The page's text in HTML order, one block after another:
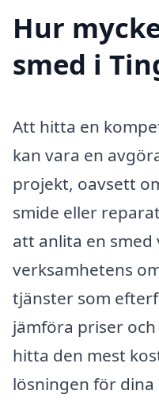
Hur
smed i
Att hitta en
kan vara en
projekt, oavsett
smide eller
att anlita en
verksamhetens
tjänster som
jämföra priser
hitta den mest
lösningen för dina